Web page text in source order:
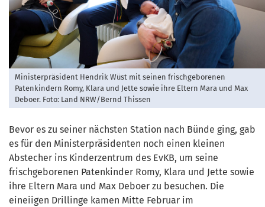
Ministerpräsident Hendrik Wüst mit seinen frischgeborenen
Patenkindern Romy, Klara und Jette sowie ihre Eltern Mara und Max
Deboer. Foto: Land NRW/Bernd Thissen
Bevor es zu seiner nächsten Station nach Bünde ging, gab
es für den Ministerpräsidenten noch einen kleinen
Abstecher ins Kinderzentrum des EvKB, um seine
frischgeborenen Patenkinder Romy, Klara und Jette sowie
ihre Eltern Mara und Max Deboer zu besuchen. Die
eineiigen Drillinge kamen Mitte Februar im